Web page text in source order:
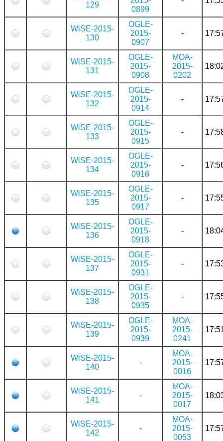
129
0899
WiSE-2015-
130
OGLE-
2015-
0907
-
WiSE-2015-
131
OGLE-
2015-
0908
MOA-
2015-
0202
WiSE-2015-
132
OGLE-
2015-
0914
-
WiSE-2015-
133
OGLE-
2015-
0915
-
WiSE-2015-
134
OGLE-
2015-
0916
-
WiSE-2015-
135
OGLE-
2015-
0917
-
WiSE-2015-
136
OGLE-
2015-
0918
-
WiSE-2015-
137
OGLE-
2015-
0931
-
WiSE-2015-
138
OGLE-
2015-
0935
-
WiSE-2015-
139
OGLE-
2015-
0939
MOA-
2015-
0241
WiSE-2015-
140
-
MOA-
2015-
0016
WiSE-2015-
141
-
MOA-
2015-
0017
WiSE-2015-
142
-
MOA-
2015-
0053